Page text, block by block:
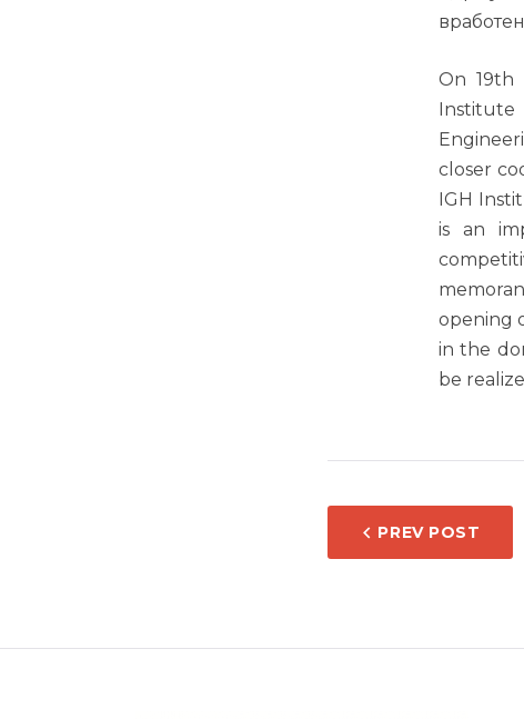
On 19th
Institute
closer
IGH
is an
opening
in the
be
НАПИС
PREV POST